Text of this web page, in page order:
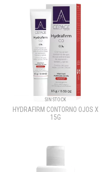
SIN STOCK
HYDRAFIRM CONTORNO OJOS X
15G